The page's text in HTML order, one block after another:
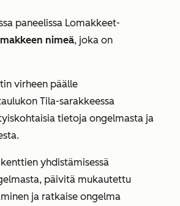
paneelissa Lomakkeet-
nimeä, joka on
virheen päälle
Tila-sarakkeessa
tietoja ongelmasta ja
yhdistämisessä
päivitä mukautettu
ja ratkaise ongelma